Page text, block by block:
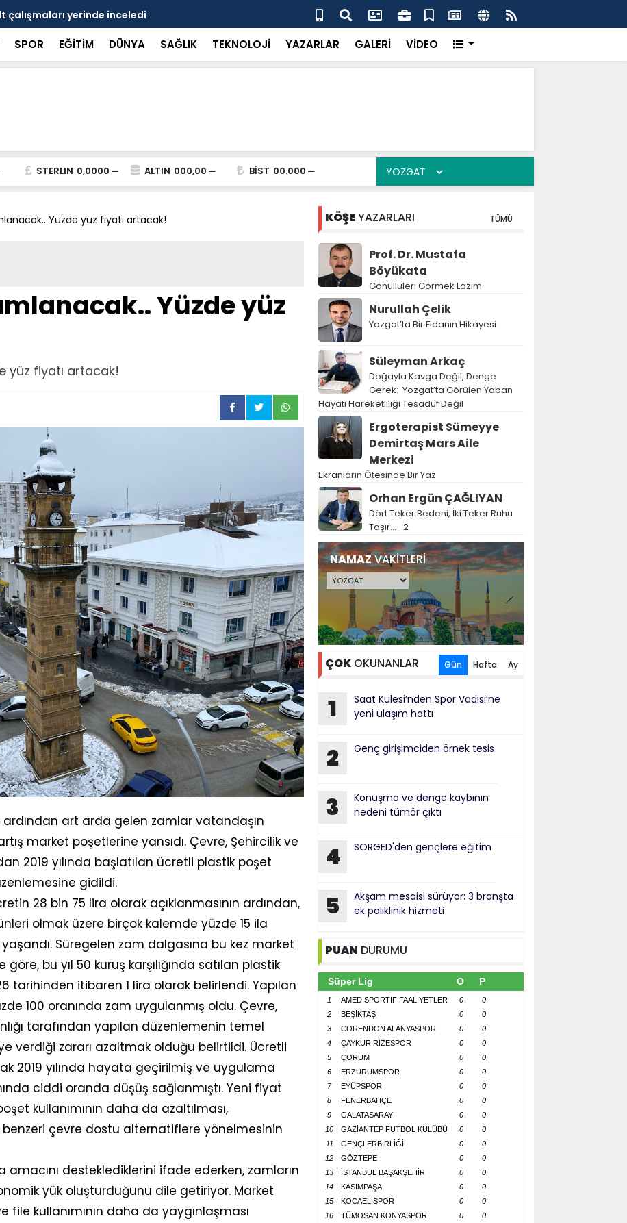
çalışmaları yerinde inceledi Bakan Gürlek’ten “Tek Çatı” mesajı
SPOR EĞİTİM DÜNYA SAĞLIK TEKNOLOJİ YAZARLAR GALERİ VİDEO
STERLIN 0,0000 ALTIN 000,00 BİST 00.000
Yüzde yüz fiyatı artacak!
Yüzde yüz
yüz fiyatı artacak!
ardından art arda gelen zamlar vatandaşın
market poşetlerine yansıdı. Çevre, Şehircilik ve
2019 yılında başlatılan ücretli plastik poşet
gidildi.
28 bin 75 lira olarak açıklanmasının ardından,
olmak üzere birçok kalemde yüzde 15 ila
Süregelen zam dalgasına bu kez market
bu yıl 50 kuruş karşılığında satılan plastik
tarihinden itibaren 1 lira olarak belirlendi. Yapılan
100 oranında zam uygulanmış oldu. Çevre,
tarafından yapılan düzenlemenin temel
verdiği zararı azaltmak olduğu belirtildi. Ücretli
2019 yılında hayata geçirilmiş ve uygulama
ciddi oranda düşüş sağlanmıştı. Yeni fiyat
kullanımının daha da azaltılması,
çevre dostu alternatiflere yönelmesinin
desteklediklerini ifade ederken, zamların
yük oluşturduğunu dile getiriyor. Market
file kullanımının daha da yaygınlaşması
KÖŞEYAZARLARI TÜMÜ
Prof. Dr. Mustafa
Böyükata
Gönüllüleri Görmek Lazım
Nurullah Çelik
Yozgat’ta Bir Fidanın Hikayesi
Süleyman Arkaç
Doğayla Kavga Değil, Denge
Gerek: Yozgat’ta Görülen Yaban
Hayatı Hareketliliği Tesadüf Değil
Ergoterapist Sümeyye
Demirtaş Mars Aile
Merkezi
Ekranların Ötesinde Bir Yaz
Orhan Ergün ÇAĞLIYAN
Dört Teker Bedeni, İki Teker Ruhu
Taşır… -2
NAMAZVAKİTLERİ
ÇOKOKUNANLAR Gün Hafta Ay
1
Saat Kulesi’nden Spor Vadisi’ne
yeni ulaşım hattı
2 Genç girişimciden örnek tesis
3
Konuşma ve denge kaybının
nedeni tümör çıktı
4 SORGED'den gençlere eğitim
5
Akşam mesaisi sürüyor: 3 branşta
ek poliklinik hizmeti
PUAN DURUMU
Süper Lig O P
1 AMED SPORTİF FAALİYETLER 0
0
2
BEŞİKTAŞ 0
0
3
CORENDON ALANYASPOR 0
0
4
ÇAYKUR RİZESPOR 0
0
5
ÇORUM 0
0
6
ERZURUMSPOR 0
0
7
EYÜPSPOR 0
0
8
FENERBAHÇE 0
0
9
GALATASARAY 0
0
10
GAZİANTEP FUTBOL KULÜBÜ 0
0
11
GENÇLERBİRLİĞİ 0
0
12
GÖZTEPE 0
0
13
İSTANBUL BAŞAKŞEHİR 0
0
14
KASIMPAŞA 0
0
15
KOCAELİSPOR 0
0
16
TÜMOSAN KONYASPOR 0
0